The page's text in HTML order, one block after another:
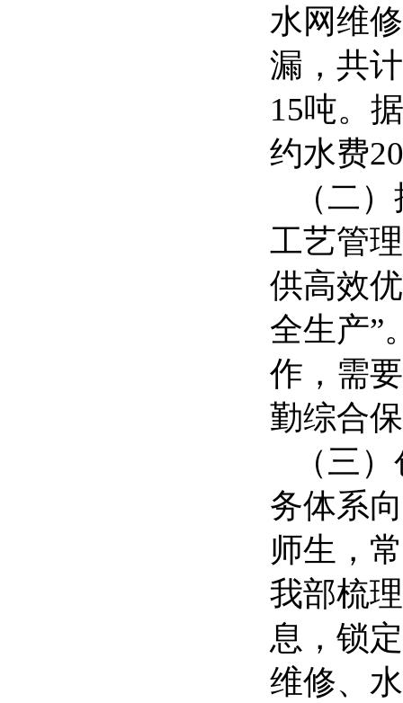
水网维
漏，共
15吨。
约水费
（二）
工艺管
供高效
全生产”
作，需
勤综合
（三）
务体系
师生，
我部梳
息，锁
维修、